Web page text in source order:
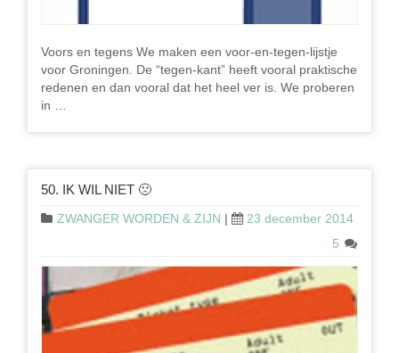
Voors en tegens We maken een voor-en-tegen-lijstje
voor Groningen. De “tegen-kant” heeft vooral praktische
redenen en dan vooral dat het heel ver is. We proberen
in …
50. IK WIL NIET 🙁
ZWANGER WORDEN & ZIJN |
23 december 2014
5